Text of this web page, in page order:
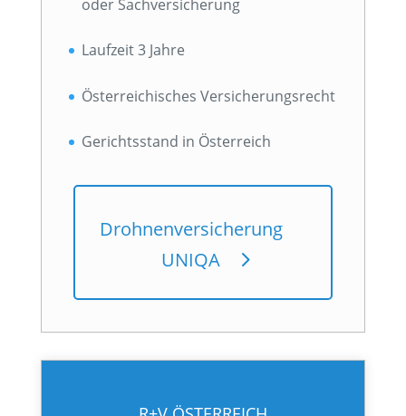
oder Sachversicherung
Laufzeit 3 Jahre
Österreichisches Versicherungsrecht
Gerichtsstand in Österreich
Drohnenversicherung
UNIQA